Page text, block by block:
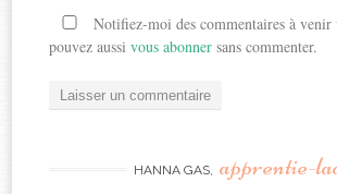
Notifiez-moi des commentaires à
pouvez aussivous abonner sans commenter.
HANNA GAS, apprentie-